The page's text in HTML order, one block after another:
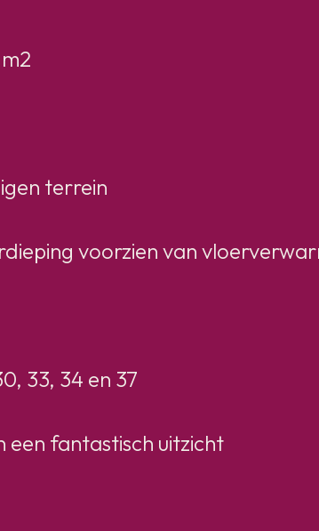
terrein
voorzien van
33, 34 en 37
een fantastisch uitzicht